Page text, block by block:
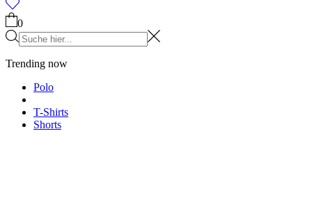
0
Trending now
Polo
T-Shirts
Shorts